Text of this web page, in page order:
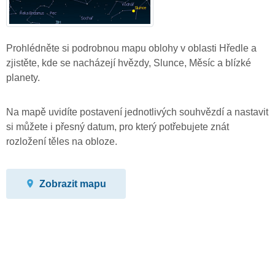
Prohlédněte si podrobnou mapu oblohy v oblasti Hředle a
zjistěte, kde se nacházejí hvězdy, Slunce, Měsíc a blízké
planety.
Na mapě uvidíte postavení jednotlivých souhvězdí a nastavit
si můžete i přesný datum, pro který potřebujete znát
rozložení těles na obloze.
Zobrazit mapu